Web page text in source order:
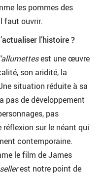
les pommes des
faut ouvrir.
l’histoire ?
est une œuvre
son aridité, la
situation réduite à sa
pas de développement
pas
réflexion sur le néant qui
contemporaine.
le film de James
est notre point de